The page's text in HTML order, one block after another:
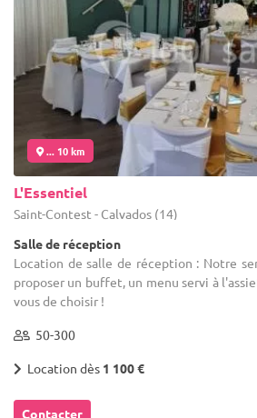
... 10 km
L'Essentiel
Saint-Contest - Calvados (14)
Salle de réception
Location de salle de réception : Notre
proposer un buffet, un menu servi à
vous de choisir !
50-300
Location dès 1 100 €
Contacter